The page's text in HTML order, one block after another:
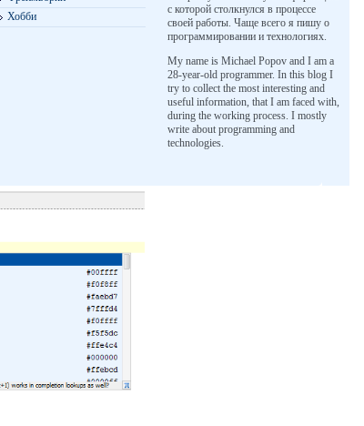
Хобби
с которой столкнулся в процессе
своей работы. Чаще всего я пишу о
программировании и технологиях.
My name is Michael Popov and I am a
28-year-old programmer. In this blog I
try to collect the most interesting and
useful information, that I am faced with,
during the working process. I mostly
write about programming and
technologies.